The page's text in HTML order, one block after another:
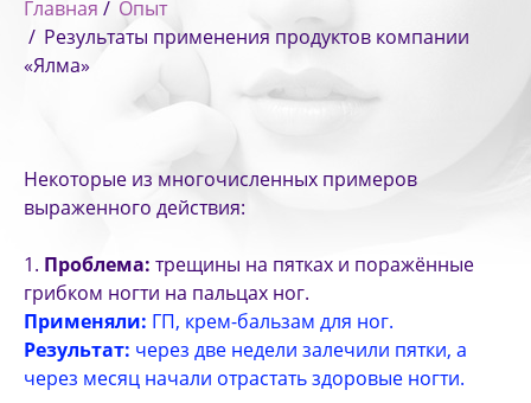
Главная
Опыт
Результаты применения продуктов компании
«Ялма»
Некоторые из многочисленных примеров
выраженного действия:
Проблема: трещины на пятках и поражённые
грибком ногти на пальцах ног.
Применяли: ГП, крем-бальзам для ног.
Результат: через две недели залечили пятки, а
через месяц начали отрастать здоровые ногти.